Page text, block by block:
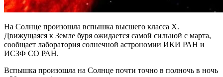
На Солнце произошла вспышка высшего класса X.
Движущаяся к Земле буря ожидается самой сильной с марта,
сообщает лаборатория солнечной астрономии ИКИ РАН и
ИСЗФ СО РАН.
Вспышка произошла на Солнце почти точно в полночь в ночь